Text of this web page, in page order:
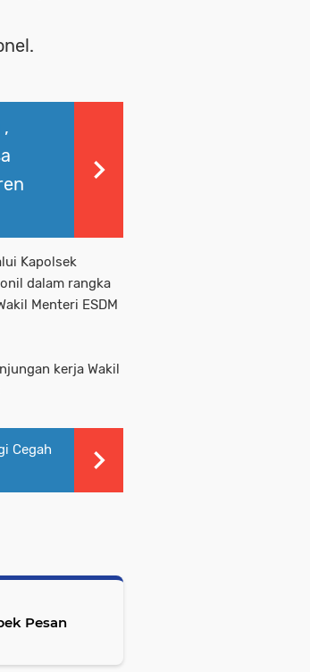
Kapolsek
dalam rangka
Menteri ESDM
kerja Wakil
Cegah
Pesan